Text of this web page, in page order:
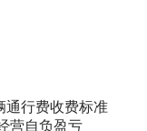
通行费收费标准
营自负盈亏